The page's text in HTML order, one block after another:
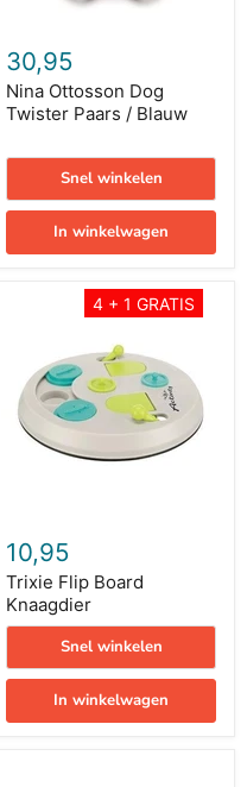
30,95
Nina Ottosson Dog
Twister Paars / Blauw
Snel winkelen
In winkelwagen
4 + 1 GRATIS
Knaagdier
10,95
Trixie Flip Board
Knaagdier
Snel winkelen
In winkelwagen